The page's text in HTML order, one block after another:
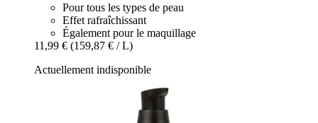
Pour tous les types de peau
Effet rafraîchissant
Également pour le maquillage
11,99 € (159,87 € / L)
Actuellement indisponible